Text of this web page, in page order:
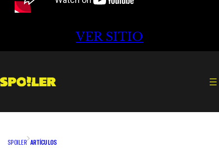
VER SITIO
SPOILER ARTÍCULOS